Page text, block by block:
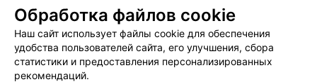
ФИТНЕС-ЦЕНТРЫ
Обработка файлов cookie
Наш сайт использует файлы cookie для обеспечения
удобства пользователей сайта, его улучшения, сбора
статистики и предоставления персонализированных
рекомендаций.